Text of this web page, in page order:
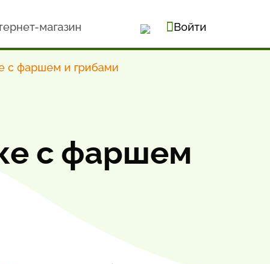
магазин Войти
с фаршем и грибами
с фаршем